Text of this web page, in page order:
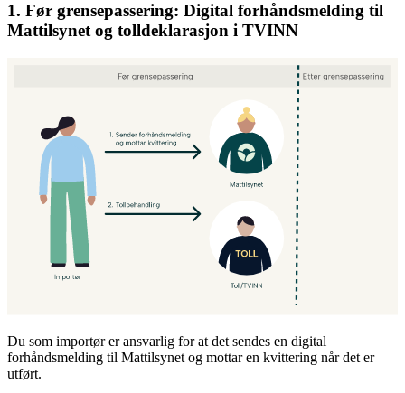
1. Før grensepassering: Digital forhåndsmelding til
Mattilsynet og tolldeklarasjon i TVINN
Du som importør er ansvarlig for at det sendes en digital
forhåndsmelding til Mattilsynet og mottar en kvittering når det er
utført.